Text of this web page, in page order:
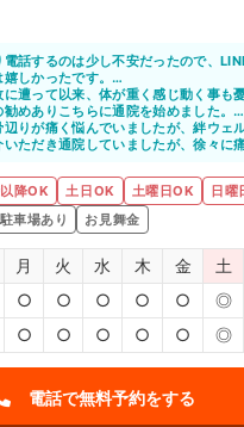
電話するのは少し不安だったので、
嬉しかったです。
ていた整骨院のメリットを教えてもら
いと思えました。丁寧な対応をしてい
います。
に遭って以来、体が重く感じ動く事も
勧めありこちらに通院を始めました。
車移動なので敷地内に駐車場がある整
ました。先生も優しく定期的に通院を
辺りが痛く悩んでいましたが、絆ウェ
いただき通院していましたが、徐々に
降OK 土日OK 土曜日OK
日曜
駐車場あり お見舞金
月 火 水 木 金 土
○ ○ ○ ○ ○ ◎
○ ○ ○ ○ ○ ◎
電話で無料予約をする